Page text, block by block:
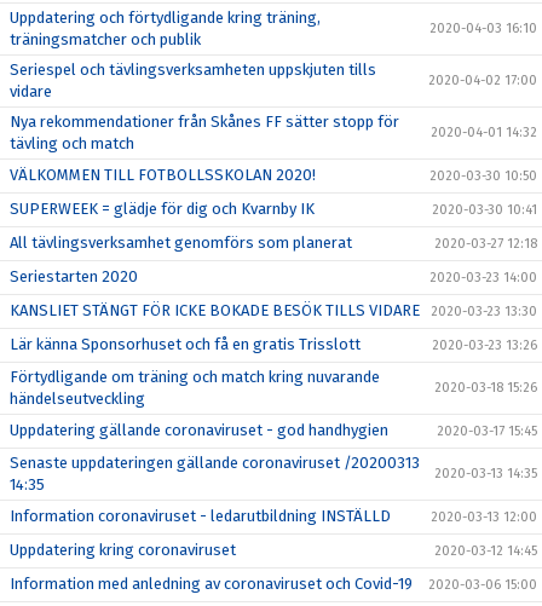
Uppdatering och förtydligande kring träning,
träningsmatcher och publik
2020-04-03 16:10
Seriespel och tävlingsverksamheten uppskjuten tills
vidare
2020-04-02 17:00
Nya rekommendationer från Skånes FF sätter stopp för
tävling och match
2020-04-01 14:32
VÄLKOMMEN TILL FOTBOLLSSKOLAN 2020! 2020-03-30 10:50
SUPERWEEK = glädje för dig och Kvarnby IK 2020-03-30 10:41
All tävlingsverksamhet genomförs som planerat 2020-03-27 12:18
Seriestarten 2020 2020-03-23 14:00
KANSLIET STÄNGT FÖR ICKE BOKADE BESÖK TILLS VIDARE 2020-03-23 13:30
Lär känna Sponsorhuset och få en gratis Trisslott 2020-03-23 13:26
Förtydligande om träning och match kring nuvarande
händelseutveckling
2020-03-18 15:26
Uppdatering gällande coronaviruset - god handhygien 2020-03-17 15:45
Senaste uppdateringen gällande coronaviruset /20200313
14:35
2020-03-13 14:35
Information coronaviruset - ledarutbildning INSTÄLLD 2020-03-13 12:00
Uppdatering kring coronaviruset 2020-03-12 14:45
Information med anledning av coronaviruset och Covid-19 2020-03-06 15:00